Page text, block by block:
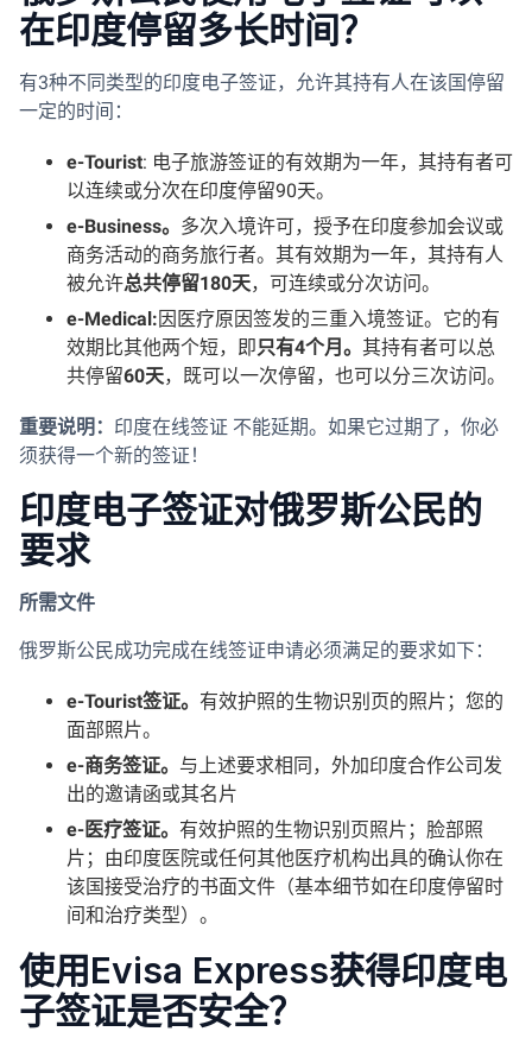
在印度停留多长时间？
有3种不同类型的印度电子签证，允许其持有人在该国停留
一定的时间：
e-Tourist: 电子旅游签证的有效期为一年，其持有者可
以连续或分次在印度停留90天。
e-Business。 多次入境许可，授予在印度参加会议或
商务活动的商务旅行者。其有效期为一年，其持有人
被允许总共停留180天，可连续或分次访问。
e-Medical:因医疗原因签发的三重入境签证。它的有
效期比其他两个短，即只有4个月。 其持有者可以总
共停留60天，既可以一次停留，也可以分三次访问。
重要说明： 印度在线签证 不能延期。如果它过期了，你必
须获得一个新的签证！
印度电子签证对俄罗斯公民的
要求
所需文件
俄罗斯公民成功完成在线签证申请必须满足的要求如下：
e-Tourist签证。 有效护照的生物识别页的照片；您的
面部照片。
e-商务签证。 与上述要求相同，外加印度合作公司发
出的邀请函或其名片
e-医疗签证。 有效护照的生物识别页照片；脸部照
片；由印度医院或任何其他医疗机构出具的确认你在
该国接受治疗的书面文件（基本细节如在印度停留时
间和治疗类型）。
使用Evisa Express获得印度电
子签证是否安全？